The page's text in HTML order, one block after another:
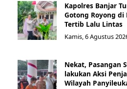
Kapolres Banjar
Gotong Royong di
Tertib Lalu Lintas
Kamis, 6 Agustus
Nekat, Pasangan
lakukan Aksi
Wilayah